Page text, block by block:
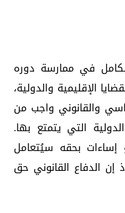
في ممارسة دوره
الإقليمية والدولية،
والقانوني واجب من
التي يتمتع بها.
بحقه سيُتعامل
إن الدفاع القانوني حق